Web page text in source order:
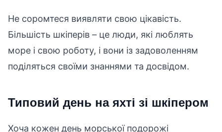
Не соромтеся виявляти свою цікавість.
Більшість шкіперів – це люди, які люблять
море і свою роботу, і вони із задоволенням
поділяться своїми знаннями та досвідом.
Типовий день на яхті зі шкіпером
Хоча кожен день морської подорожі